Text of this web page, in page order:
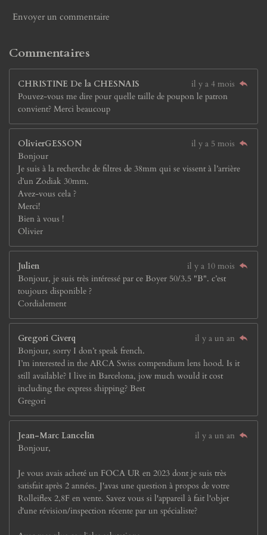
Envoyer un commentaire
Commentaires
CHRISTINE De la CHESNAIS
il y a 4 mois
Pouvez-vous me dire pour quelle taille de poupon le patron
convient? Merci beaucoup
OlivierGESSON
il y a 5 mois
Bonjour
Je suis à la recherche de filtres de 38mm qui se vissent à l’arrière
d’un Zodiak 30mm.
Avez-vous cela ?
Merci!
Bien à vous !
Olivier
Julien
il y a 10 mois
Bonjour, je suis très intéressé par ce Boyer 50/3.5 "B". c’est
toujours disponible ?
Cordialement
Gregori Civerq
il y a un an
Bonjour, sorry I don’t speak french.
I’m interested in the ARCA Swiss compendium lens hood. Is it
still available? I live in Barcelona, jow much would it cost
including the express shipping? Best
Gregori
Jean-Marc Lancelin
il y a un an
Bonjour,
Je vous avais acheté un FOCA UR en 2023 dont je suis très
satisfait après 2 années. J'avas une question à propos de votre
Rolleiflex 2,8F en vente. Savez vous si l'appareil à fait l'objet
d'une révision/inspection récente par un spécialiste?